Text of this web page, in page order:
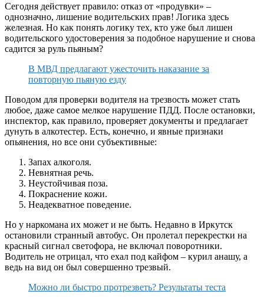
Сегодня действует правило: отказ от «продувки» –
однозначно, лишение водительских прав! Логика здесь
железная. Но как понять логику тех, кто уже был лишен
водительского удостоверения за подобное нарушение и снова
садится за руль пьяным?
В МВД предлагают ужесточить наказание за
повторную пьяную езду
Поводом для проверки водителя на трезвость может стать
любое, даже самое мелкое нарушение ПДД. После остановки,
инспектор, как правило, проверяет документы и предлагает
дунуть в алкотестер. Есть, конечно, и явные признаки
опьянения, но все они субъективные:
Запах алкоголя.
Невнятная речь.
Неустойчивая поза.
Покраснение кожи.
Неадекватное поведение.
Но у наркомана их может и не быть. Недавно в Иркутск
остановили странный автобус. Он пролетал перекрестки на
красный сигнал светофора, не включал поворотники.
Водитель не отрицал, что ехал под кайфом – курил анашу, а
ведь на вид он был совершенно трезвый.
Можно ли быстро протрезветь? Результаты теста